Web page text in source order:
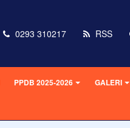
0293 310217 RSS
PPDB 2025-2026 GALERI